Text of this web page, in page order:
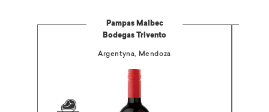
Pampas Malbec
Bodegas Trivento
Argentyna, Mendoza